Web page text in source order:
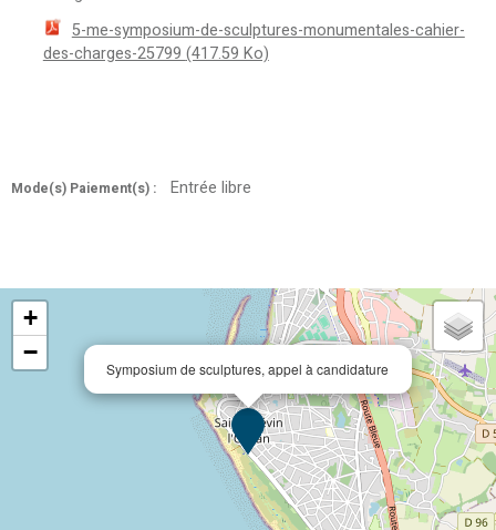
5-me-symposium-de-sculptures-monumentales-cahier-
des-charges-25799 (417.59 Ko)
Mode(s) Paiement(s) : Entrée libre
Symposium de sculptures, appel à candidature
+
−